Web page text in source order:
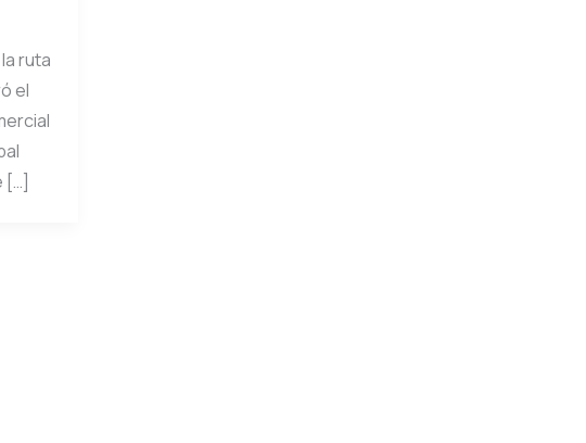
ruta
el
[…]